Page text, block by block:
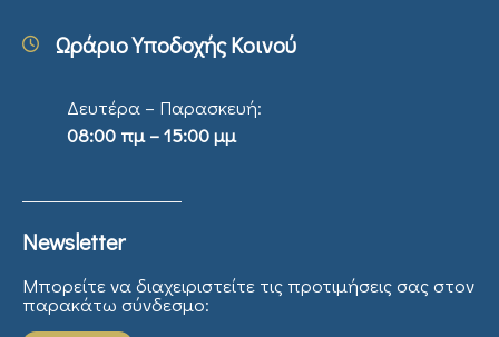
Ωράριο Υποδοχής Κοινού
Δευτέρα – Παρασκευή:
08:00 πμ – 15:00 μμ
Newsletter
Μπορείτε να διαχειριστείτε τις προτιμήσεις σας στον
παρακάτω σύνδεσμο: